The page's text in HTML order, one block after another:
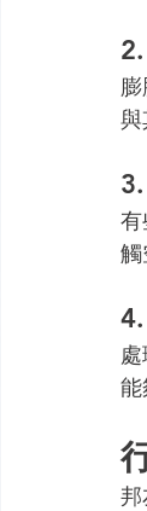
2.
與
3.
觸
4.
能
邦